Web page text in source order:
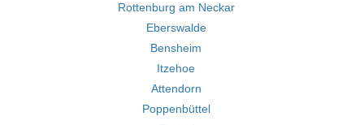
Rottenburg am Neckar
Eberswalde
Bensheim
Itzehoe
Attendorn
Poppenbüttel